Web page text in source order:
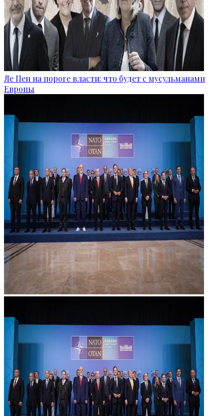
Ле Пен на пороге власти: что будет с мусульманами
Европы